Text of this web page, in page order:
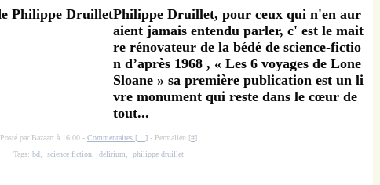
Philippe Druillet, pour ceux qui n'en aur
aient jamais entendu parler, c' est le mait
re rénovateur de la bédé de science-fictio
n d’après 1968 , « Les 6 voyages de Lone
Sloane » sa première publication est un li
vre monument qui reste dans le cœur de
tout...
Posté par Bazaart à 16:00 -Commentaires [ …] - Permalien [#]
Tags:bd ,science fiction ,delirium ,philippe druillet